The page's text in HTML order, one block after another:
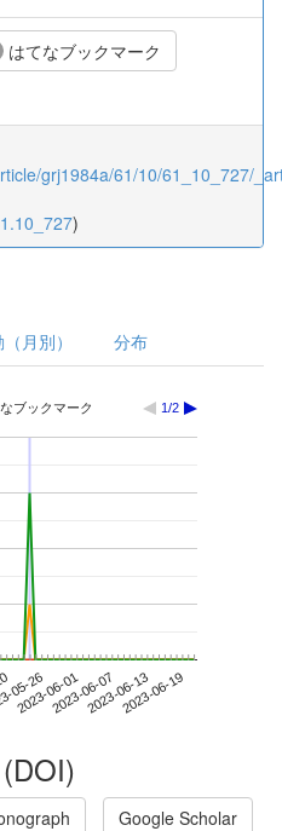
はてなブックマーク
grj1984a/61/10/61_10_727/
)
月別） 分布
ブックマーク 1/2
05-26
2023-06-012023-06-072023-06-132023-06-19
Google Scholar